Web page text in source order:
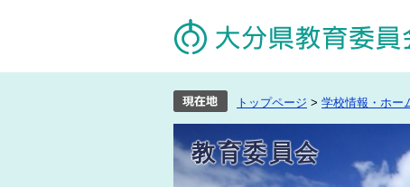
トップページ > 学校情報・ホー
教育委員会